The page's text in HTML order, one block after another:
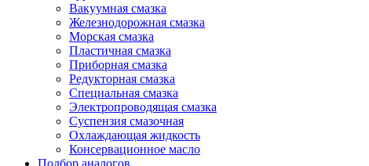
Вакуумная смазка
Железнодорожная смазка
Морская смазка
Пластичная смазка
Приборная смазка
Редукторная смазка
Специальная смазка
Электропроводящая смазка
Суспензия смазочная
Охлаждающая жидкость
Консервационное масло
Подбор аналогов